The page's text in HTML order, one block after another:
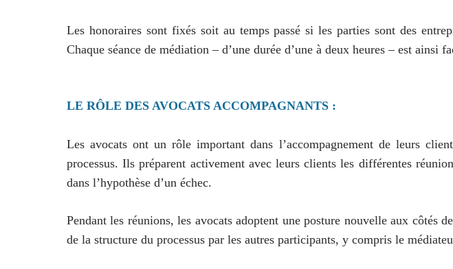
Les honoraires sont fixés soit au temps passé si les parties sont des
Chaque séance de médiation – d’une durée d’une à deux heures – est ainsi
LE RÔLE DES AVOCATS ACCOMPAGNANTS :
Les avocats ont un rôle important dans l’accompagnement de leurs
processus. Ils préparent activement avec leurs clients les différentes
dans l’hypothèse d’un échec.
Pendant les réunions, les avocats adoptent une posture nouvelle aux
de la structure du processus par les autres participants, y compris le